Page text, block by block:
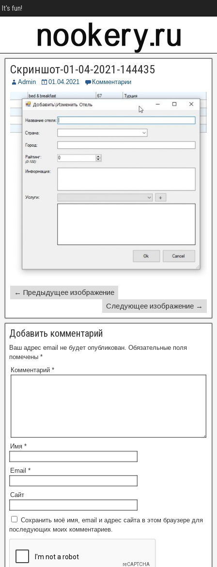
It's fun!
Скриншот-01-04-2021-144435
Admin 01.04.2021 Комментарии
← Предыдущее изображение
Следующее изображение →
Добавить комментарий
Ваш адрес email не будет опубликован. Обязательные поля
помечены *
Комментарий *
Имя *
Email *
Сайт
Сохранить моё имя, email и адрес сайта в этом браузере для
последующих моих комментариев.